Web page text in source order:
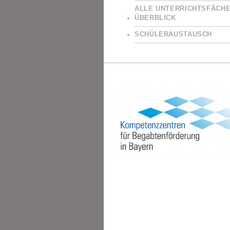
ALLE
ÜBERBLICK
SCHÜLERAUSTAUSCH